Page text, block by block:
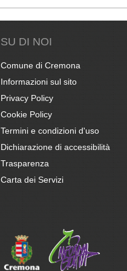
SU DI NOI
Comune di Cremona
Informazioni sul sito
Privacy Policy
Cookie Policy
Termini e condizioni d'uso
Dichiarazione di accessibilità
Trasparenza
Carta dei Servizi